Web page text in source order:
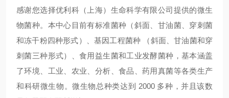
感谢您选择优利科（上海）生命科学有限公司提供的微生
物菌种。本中心目前有标准菌种（斜面、甘油菌、穿刺菌
和冻干粉四种形式）、基因工程菌种 （斜面、甘油菌和穿
刺菌三种形式）、食用益生菌和工业发酵菌种，基本涵盖
了环境、工业、农业、分析、食品、药用真菌等各类生产
和科研微生物。微生物总种类达到 2000 多种，并且该数